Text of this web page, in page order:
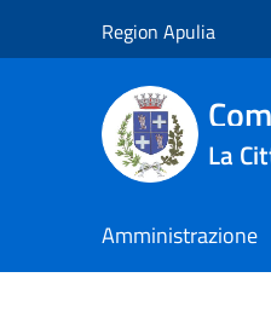
Region Apulia
La
Amministrazione